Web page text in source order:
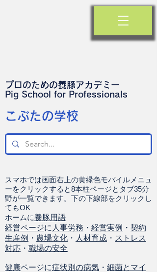
プロのための養豚アカデミー
​Pig School for Professionals
​こぶたの学校
スマホでは画面右上の黄緑色モバイルメニュ
ーをクリックすると8本柱ページとタブ35分
野が一覧できます。下の下線部をクリックし
てもOK
ホームに養豚用語
経営ページに 人事労務 ・ 経営実例 ・ 契約
生産例 ・ 農場文化 ・ 人材育成 ・ ストレス
対応 ・ 職場の安全
健康ページに症状別の病気 ・ 細菌とマイ